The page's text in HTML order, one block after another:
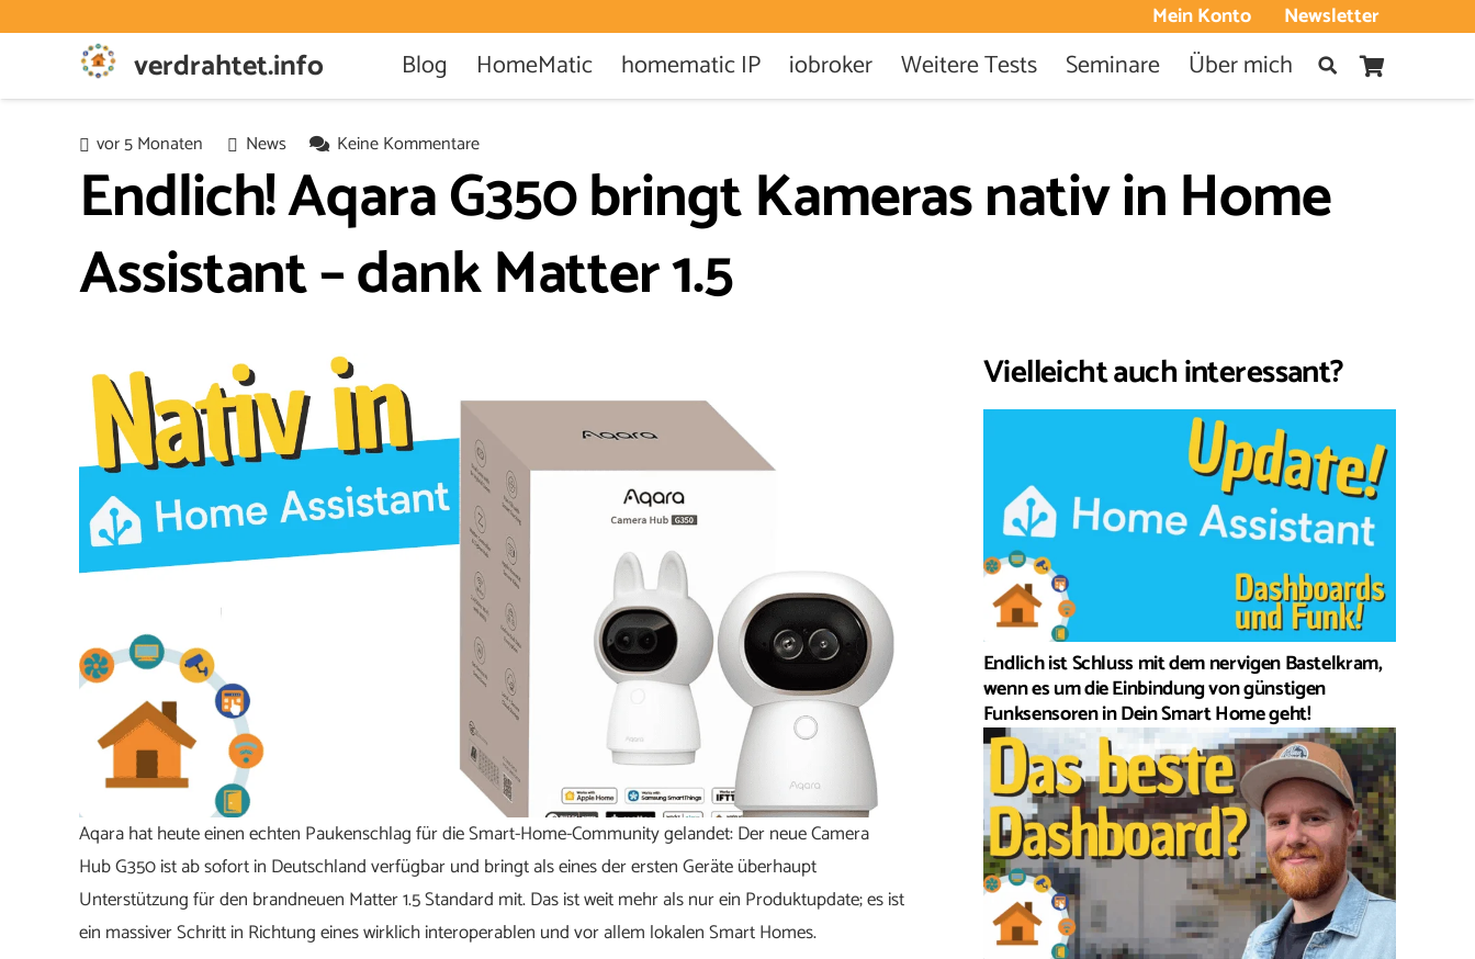
Mein Konto Newsletter
verdrahtet.info Blog HomeMatic homematic IP iobroker Weitere Tests Seminare Über mich
vor 5 Monaten News Keine Kommentare
Endlich! Aqara G350 bringt Kameras nativ in Home
Assistant – dank Matter 1.5
Aqara hat heute einen echten Paukenschlag für die Smart-Home-Community gelandet: Der neue Camera
Hub G350 ist ab sofort in Deutschland verfügbar und bringt als eines der ersten Geräte überhaupt
Unterstützung für den brandneuen Matter 1.5 Standard mit. Das ist weit mehr als nur ein Produktupdate; es ist
ein massiver Schritt in Richtung eines wirklich interoperablen und vor allem lokalen Smart Homes.
Vielleicht auch interessant?
Endlich ist Schluss mit dem nervigen Bastelkram,
wenn es um die Einbindung von günstigen
Funksensoren in Dein Smart Home geht!